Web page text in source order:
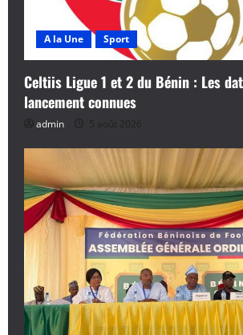
A la Une Sport
Celtiis Ligue 1 et 2 du Bénin : Les
lancement connues
admin 5 août 2026